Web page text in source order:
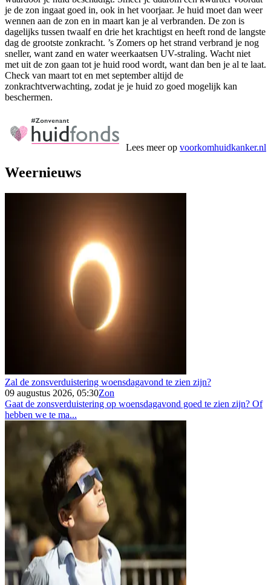
je de zon ingaat goed in, ook in het voorjaar. Je huid moet dan weer
wennen aan de zon en in maart kan je al verbranden. De zon is
dagelijks tussen twaalf en drie het krachtigst en heeft rond de langste
dag de grootste zonkracht. ’s Zomers op het strand verbrand je nog
sneller, want zand en water weerkaatsen UV-straling. Wacht niet
met uit de zon gaan tot je huid rood wordt, want dan ben je al te laat.
Check van maart tot en met september altijd de
zonkrachtverwachting, zodat je je huid zo goed mogelijk kan
beschermen.
Lees meer op voorkomhuidkanker.nl
Weernieuws
Zal de zonsverduistering woensdagavond te zien zijn?
09 augustus 2026, 05:30Zon
Gaat de zonsverduistering op woensdagavond goed te zien zijn? Of
hebben we te ma...